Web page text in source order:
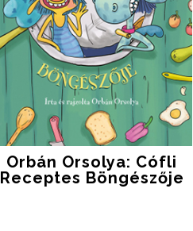
Orbán Orsolya: Cófli
Receptes Böngészője